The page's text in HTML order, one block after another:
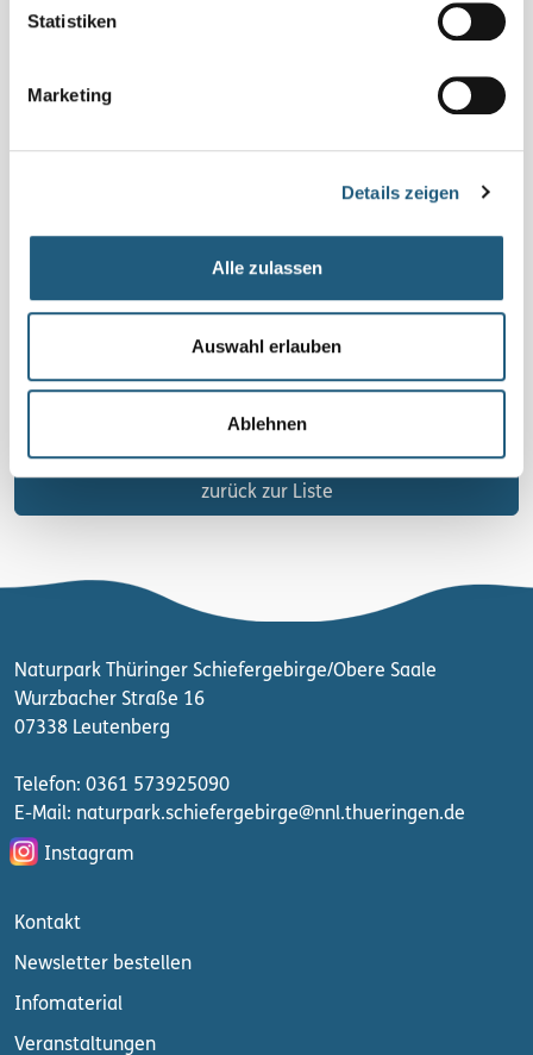
Statistiken
Marketing
Details zeigen
Alle zulassen
Auswahl erlauben
Ablehnen
Tourdaten: Länge: 28 km insgesamt, Höhenmeter: 720 m
steigend, 480 m fallend, Schwierigkeit: mittel – schwer
an! Hier erfahren Sie auch mögliche Änderungen. Ohne
Anmeldungen finden einzelne Veranstaltungen nicht statt.
Frankenwald Tourismus Service Center, Adolf-Kolping-Str.
1, 96317 Kronach, zentrale@frankenwald-tourismus.de,
0926160150
zurück zur Liste
Naturpark Thüringer Schiefergebirge/Obere Saale
Wurzbacher Straße 16
07338 Leutenberg
Telefon: 0361 573925090
E-Mail: naturpark.schiefergebirge@nnl.thueringen.de
Instagram
Kontakt
Newsletter bestellen
Infomaterial
Veranstaltungen